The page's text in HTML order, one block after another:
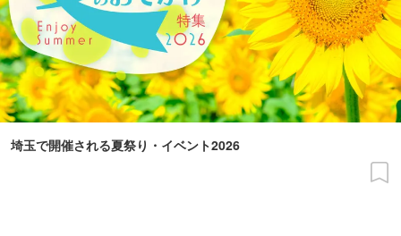
埼玉で開催される夏祭り・イベント2026